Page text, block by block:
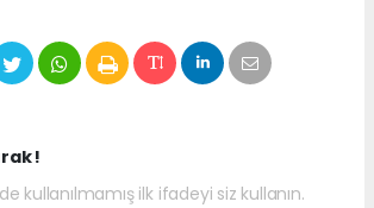
!
kullanılmamış ilk ifadeyi siz kullanın.